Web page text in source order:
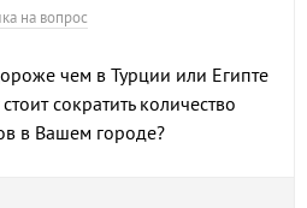
на вопрос
чем в Турции или Египте
сократить количество
в Вашем городе?